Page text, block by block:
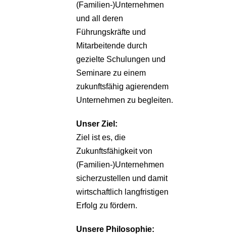
(Familien-)Unternehmen
und all deren
Führungskräfte und
Mitarbeitende durch
gezielte Schulungen und
Seminare zu einem
zukunftsfähig agierendem
Unternehmen zu begleiten.
Unser Ziel:
Ziel ist es, die
Zukunftsfähigkeit von
(Familien-)Unternehmen
sicherzustellen und damit
wirtschaftlich langfristigen
Erfolg zu fördern.
Unsere Philosophie: